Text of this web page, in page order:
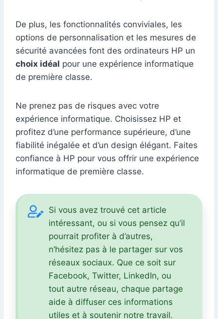
De plus, les fonctionnalités conviviales, les
options de personnalisation et les mesures de
sécurité avancées font des ordinateurs HP un
choix idéal pour une expérience informatique
de première classe.
Ne prenez pas de risques avec votre
expérience informatique. Choisissez HP et
profitez d’une performance supérieure, d’une
fiabilité inégalée et d’un design élégant. Faites
confiance à HP pour vous offrir une expérience
informatique de première classe.
Si vous avez trouvé cet article
intéressant, ou si vous pensez qu’il
pourrait profiter à d’autres,
n’hésitez pas à le partager sur vos
réseaux sociaux. Que ce soit sur
Facebook, Twitter, LinkedIn, ou
tout autre réseau, chaque partage
aide à diffuser ces informations
utiles et à soutenir notre travail.